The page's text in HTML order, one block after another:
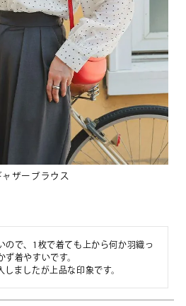
ザーブラウス
ので、1枚で着ても上から何か羽織っ
ず着やすいです。
ましたが上品な印象です。